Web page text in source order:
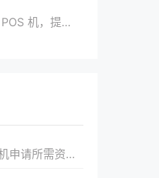
收款效率？有方法
需资料背后的逻辑